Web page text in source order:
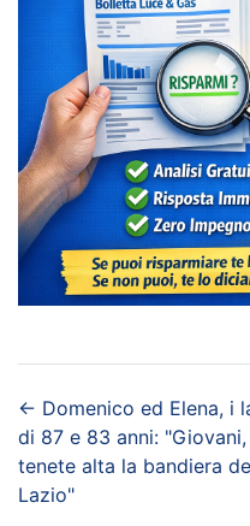
← Domenico ed Elena, i
di 87 e 83 anni: "Giovani,
tenete alta la bandiera
Lazio"